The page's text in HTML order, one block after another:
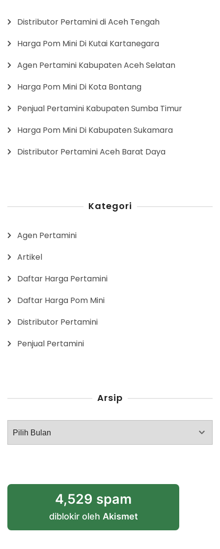
Distributor Pertamini di Aceh Tengah
Harga Pom Mini Di Kutai Kartanegara
Agen Pertamini Kabupaten Aceh Selatan
Harga Pom Mini Di Kota Bontang
Penjual Pertamini Kabupaten Sumba Timur
Harga Pom Mini Di Kabupaten Sukamara
Distributor Pertamini Aceh Barat Daya
Kategori
Agen Pertamini
Artikel
Daftar Harga Pertamini
Daftar Harga Pom Mini
Distributor Pertamini
Penjual Pertamini
Arsip
Arsip
4,529 spam
diblokir oleh Akismet